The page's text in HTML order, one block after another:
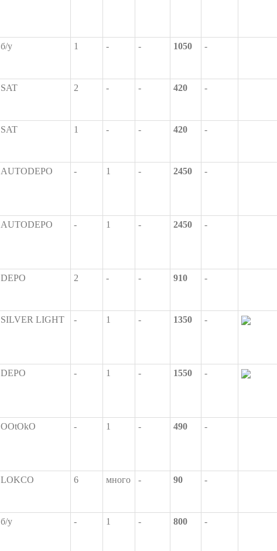
б/у 1 - - 1050 -
SAT 2 - - 420 -
SAT 1 - - 420 -
AUTODEPO - 1 - 2450 -
AUTODEPO - 1 - 2450 -
DEPO 2 - - 910 -
SILVER LIGHT - 1 - 1350 -
DEPO - 1 - 1550 -
OOtOkO - 1 - 490 -
LOKCO 6 много - 90 -
б/у - 1 - 800 -